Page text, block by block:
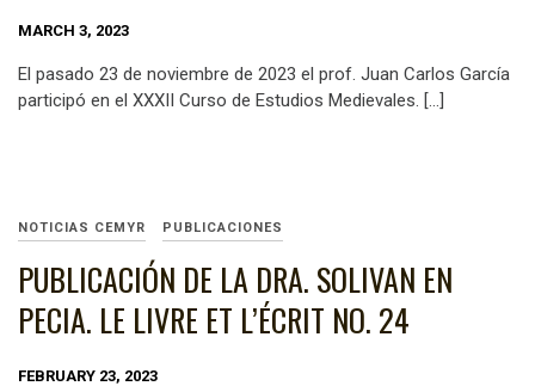
MARCH 3, 2023
El pasado 23 de noviembre de 2023 el prof. Juan Carlos García
participó en el XXXII Curso de Estudios Medievales. […]
NOTICIAS CEMYR PUBLICACIONES
PUBLICACIÓN DE LA DRA. SOLIVAN EN
PECIA. LE LIVRE ET L’ÉCRIT NO. 24
FEBRUARY 23, 2023